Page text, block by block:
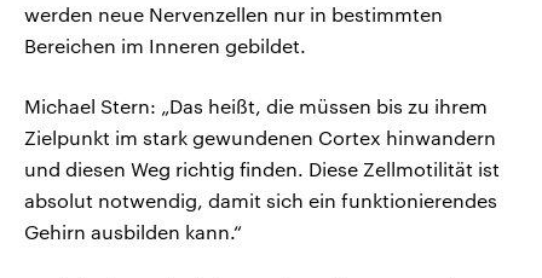
werden neue Nervenzellen nur in bestimmten
Bereichen im Inneren gebildet.
Michael Stern: „Das heißt, die müssen bis zu ihrem
Zielpunkt im stark gewundenen Cortex hinwandern
und diesen Weg richtig finden. Diese Zellmotilität ist
absolut notwendig, damit sich ein funktionierendes
Gehirn ausbilden kann.“